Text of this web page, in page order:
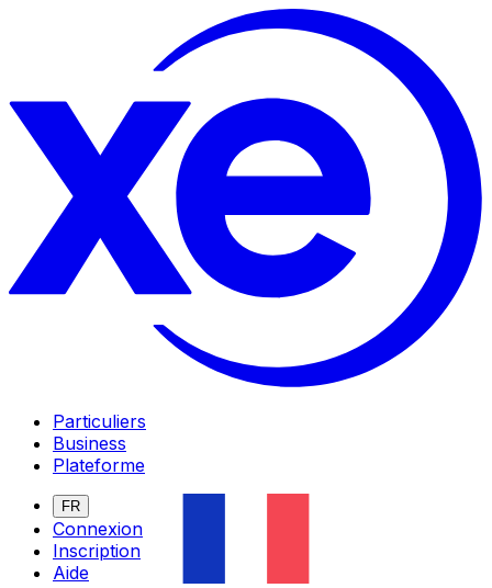
Particuliers
Business
Plateforme
FR
Connexion
Inscription
Aide